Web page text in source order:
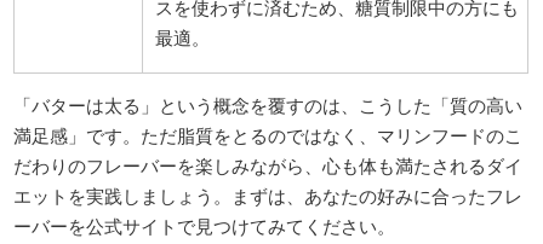
スを使わずに済むため、糖質制限中の方にも
最適。
「バターは太る」という概念を覆すのは、こうした「質の高い
満足感」です。ただ脂質をとるのではなく、マリンフードのこ
だわりのフレーバーを楽しみながら、心も体も満たされるダイ
エットを実践しましょう。まずは、あなたの好みに合ったフレ
ーバーを公式サイトで見つけてみてください。